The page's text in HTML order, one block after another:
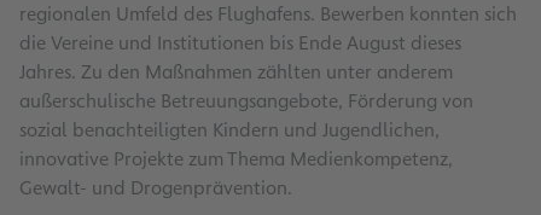
regionalen Umfeld des Flughafens. Bewerben konnten sich
die Vereine und Institutionen bis Ende August dieses
Jahres. Zu den Maßnahmen zählten unter anderem
außerschulische Betreuungsangebote, Förderung von
sozial benachteiligten Kindern und Jugendlichen,
innovative Projekte zum Thema Medienkompetenz,
Gewalt- und Drogenprävention.